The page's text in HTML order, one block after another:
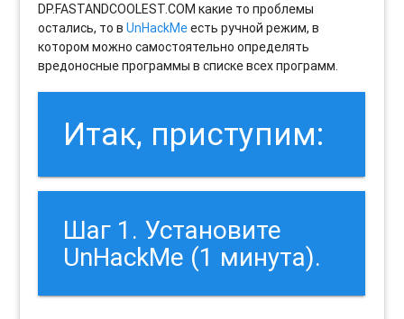
DP.FASTANDCOOLEST.COM какие то проблемы
остались, то вUnHackMeесть ручной режим, в
котором можно самостоятельно определять
вредоносные программы в списке всех программ.
Итак, приступим:
Шаг 1. Установите
UnHackMe (1 минута).